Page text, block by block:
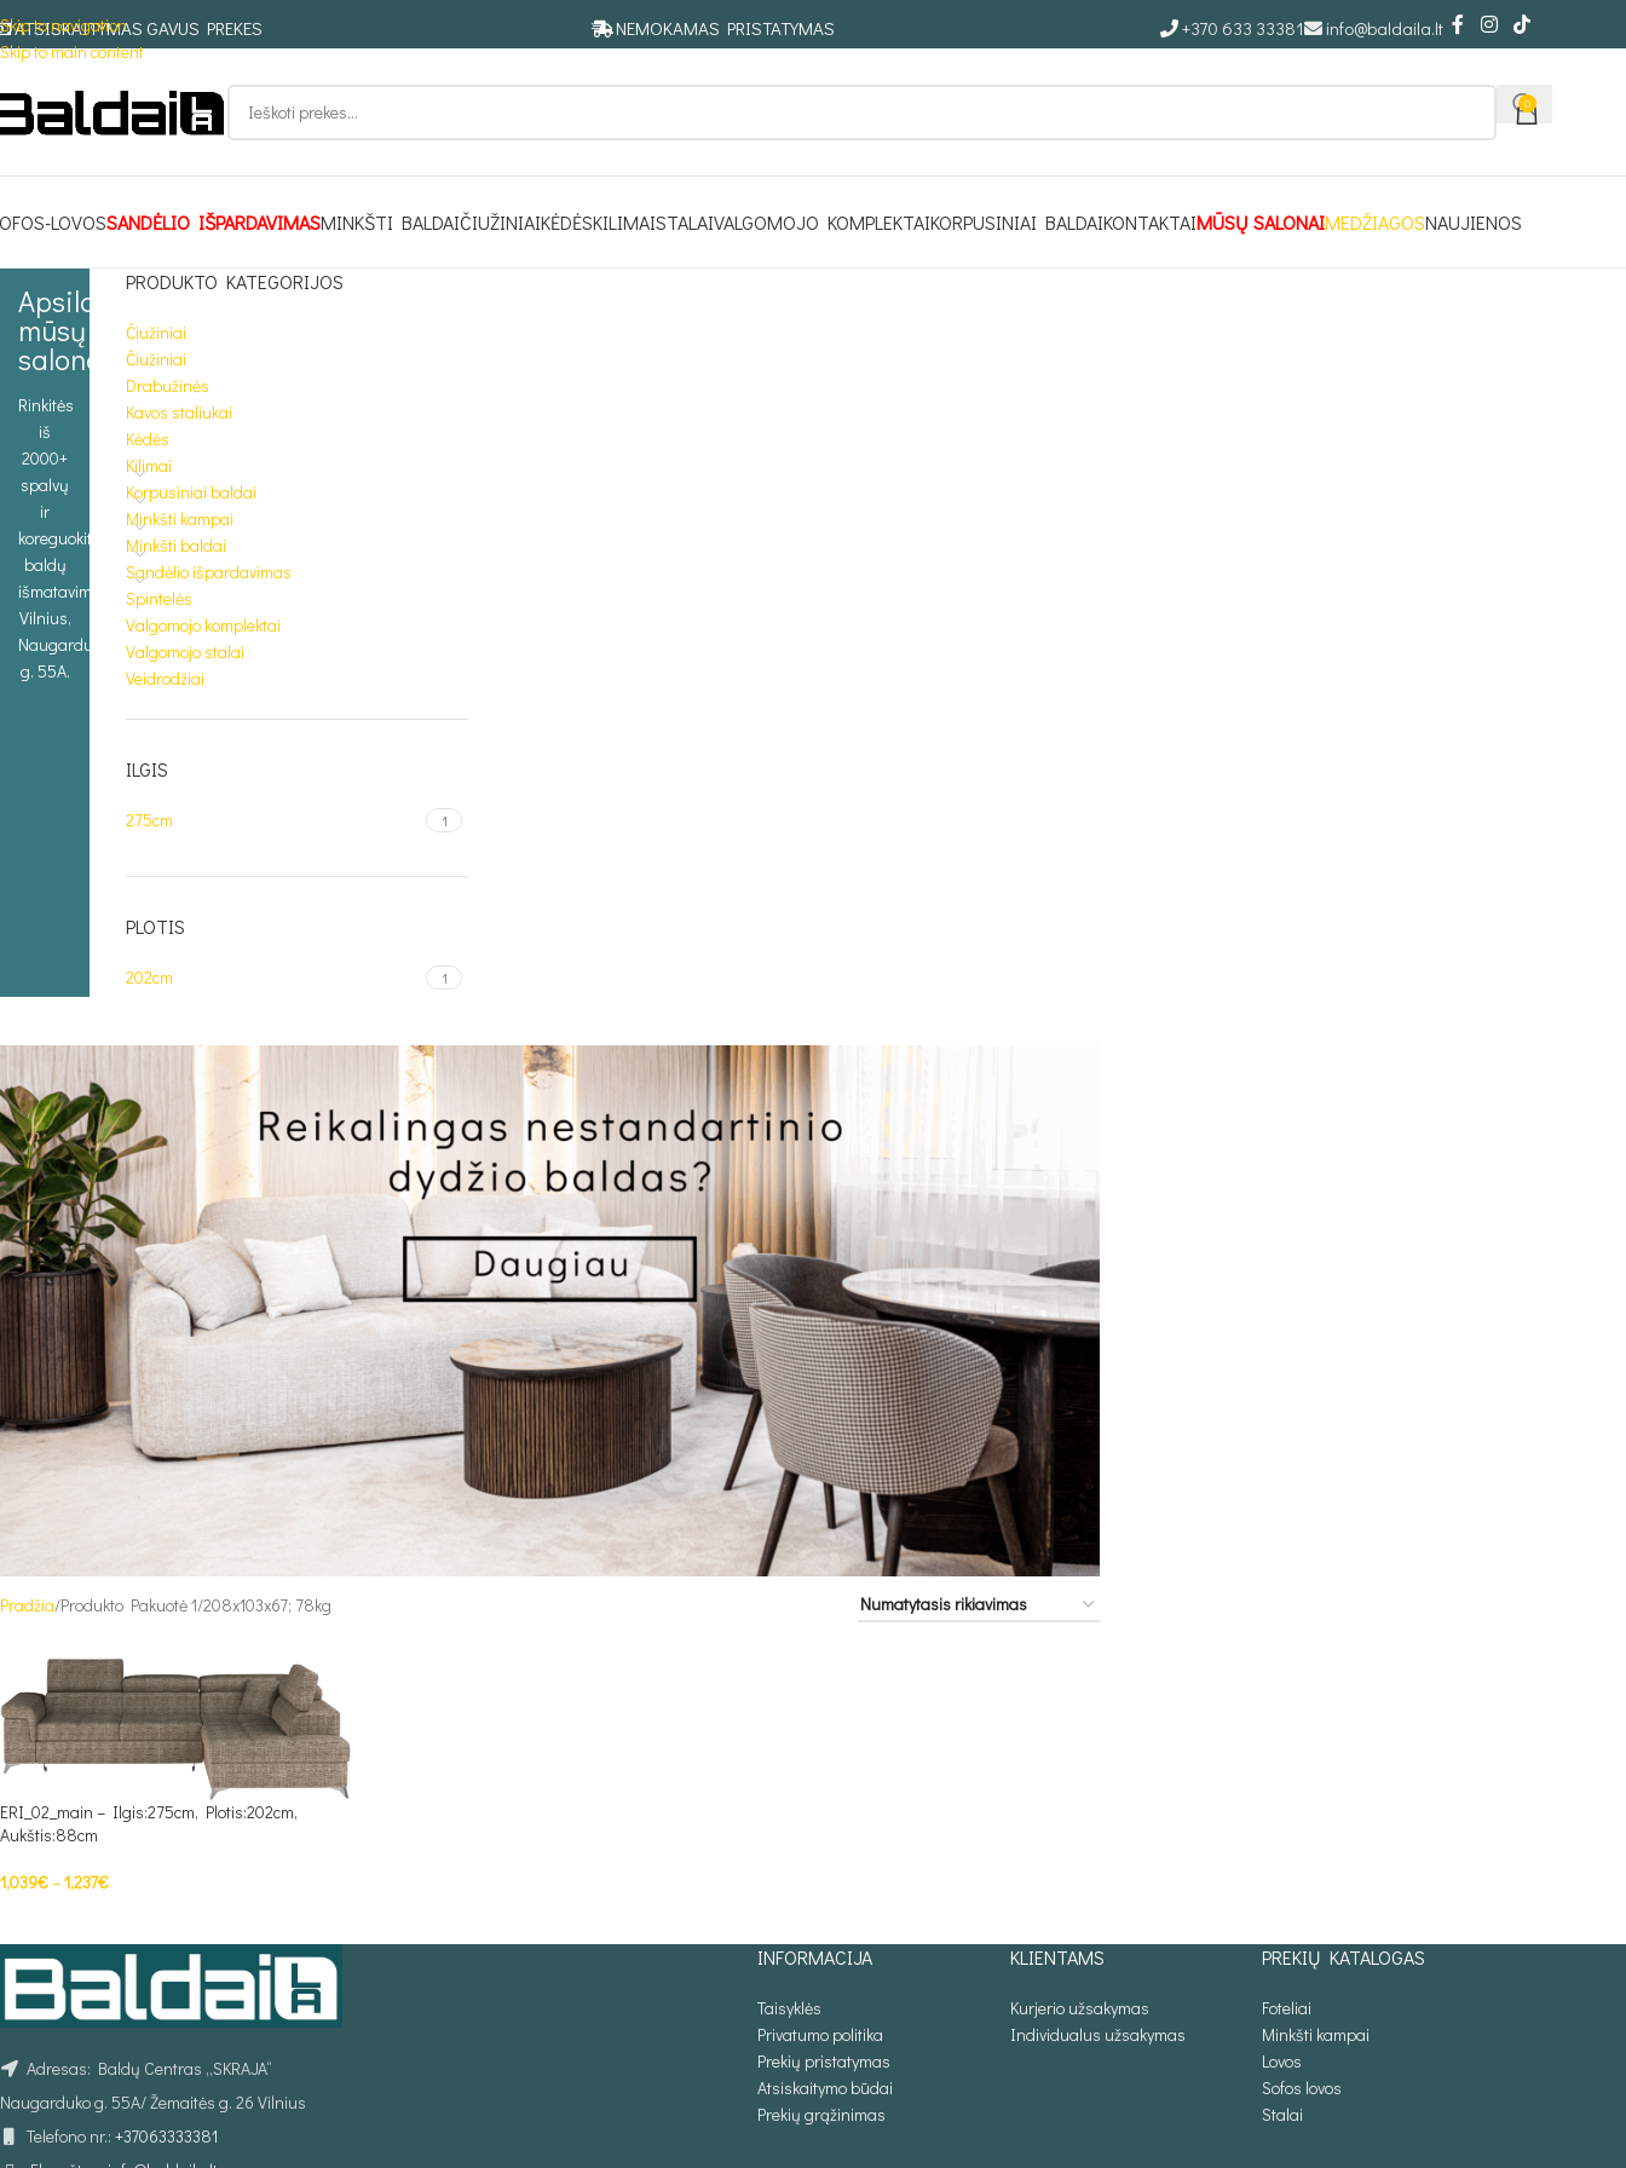
Skip to navigation
Skip to main content
ATSISKAITYMAS GAVUS PREKES NEMOKAMAS PRISTATYMAS +370 633 33381 info@baldaila.lt
0
LOVOSSANDĖLIO IŠPARDAVIMASMINKŠTI BALDAIČIUŽINIAIKĖDĖSKILIMAISTALAIVALGOMOJO KOMPLEKTAIKORPUSINIAI BALDAIKONTAKTAIMŪSŲ SALONAIMEDŽIAGOSNAUJIENOS
Apsilankykite
mūsų
salone
Rinkitės
iš
2000+
spalvų
ir
koreguokite
baldų
išmatavimus.
Vilnius,
Naugarduko
g. 55A.
PRODUKTO KATEGORIJOS
Čiužiniai
Čiužiniai
Drabužinės
Kavos staliukai
Kėdės
Kilimai
Korpusiniai baldai
Minkšti kampai
Minkšti baldai
Sandėlio išpardavimas
Spintelės
Valgomojo komplektai
Valgomojo stalai
Veidrodžiai
ILGIS
275cm 1
PLOTIS
202cm 1
Pradžia Produkto Pakuotė 1 208x103x67; 78kg
ERI_02_main – Ilgis:275cm, Plotis:202cm,
Aukštis:88cm
1,039€–1,237€
Adresas: Baldų Centras „SKRAJA“
Naugarduko g. 55A/ Žemaitės g. 26 Vilnius
Telefono nr.: +37063333381
INFORMACIJA
Taisyklės
Privatumo politika
Prekių pristatymas
Atsiskaitymo būdai
Prekių grąžinimas
KLIENTAMS
Kurjerio užsakymas
Individualus užsakymas
PREKIŲ KATALOGAS
Foteliai
Minkšti kampai
Lovos
Sofos lovos
Stalai